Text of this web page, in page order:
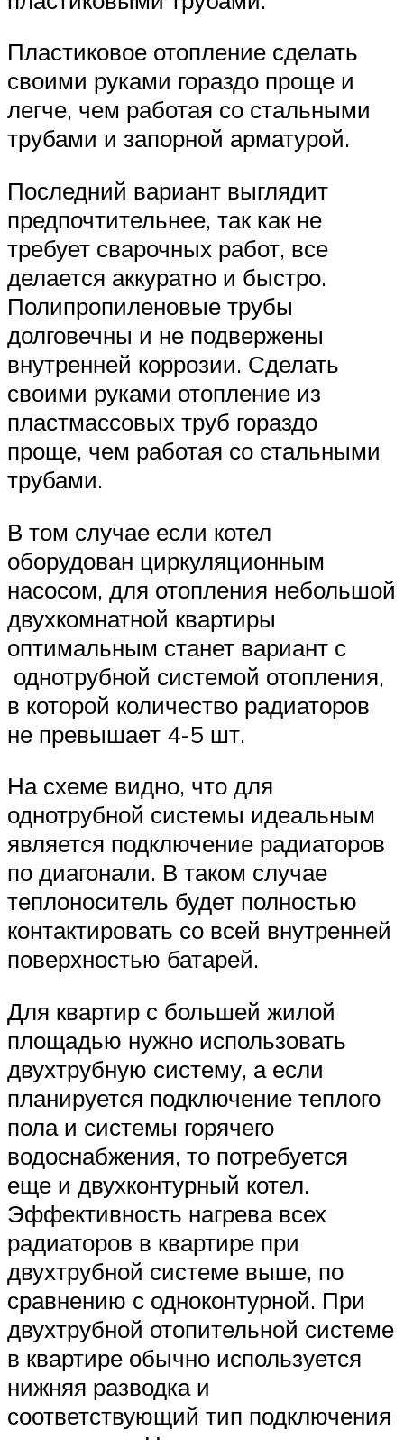
Пластиковое отопление сделать
своими руками гораздо проще и
легче, чем работая со стальными
трубами и запорной арматурой.
Последний вариант выглядит
предпочтительнее, так как не
требует сварочных работ, все
делается аккуратно и быстро.
Полипропиленовые трубы
долговечны и не подвержены
внутренней коррозии. Сделать
своими руками отопление из
пластмассовых труб гораздо
проще, чем работая со стальными
трубами.
В том случае если котел
оборудован циркуляционным
насосом, для отопления небольшой
двухкомнатной квартиры
оптимальным станет вариант с
однотрубной системой отопления,
в которой количество радиаторов
не превышает 4-5 шт.
На схеме видно, что для
однотрубной системы идеальным
является подключение радиаторов
по диагонали. В таком случае
теплоноситель будет полностью
контактировать со всей внутренней
поверхностью батарей.
Для квартир с большей жилой
площадью нужно использовать
двухтрубную систему, а если
планируется подключение теплого
пола и системы горячего
водоснабжения, то потребуется
еще и двухконтурный котел.
Эффективность нагрева всех
радиаторов в квартире при
двухтрубной системе выше, по
сравнению с одноконтурной. При
двухтрубной отопительной системе
в квартире обычно используется
нижняя разводка и
соответствующий тип подключения